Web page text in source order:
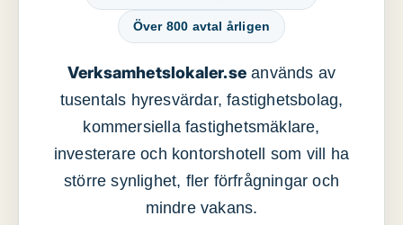
Över 800 avtal årligen
Verksamhetslokaler.se används av
tusentals hyresvärdar, fastighetsbolag,
kommersiella fastighetsmäklare,
investerare och kontorshotell som vill ha
större synlighet, fler förfrågningar och
mindre vakans.